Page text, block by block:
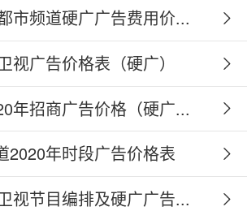
市频道硬广广告费用价...
视广告价格表（硬广）
年招商广告价格（硬广...
2020年时段广告价格表
视节目编排及硬广广告...